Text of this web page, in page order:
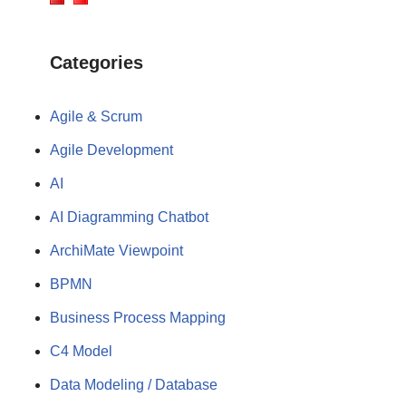
Categories
Agile & Scrum
Agile Development
AI
AI Diagramming Chatbot
ArchiMate Viewpoint
BPMN
Business Process Mapping
C4 Model
Data Modeling / Database